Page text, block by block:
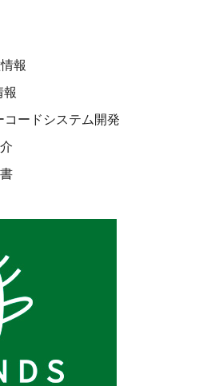
報
報
コードシステム開発